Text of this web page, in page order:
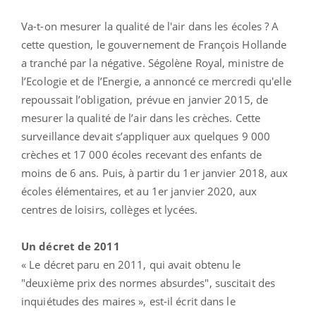
Va-t-on mesurer la qualité de l'air dans les écoles ? A
cette question, le gouvernement de François Hollande
a tranché par la négative. Ségolène Royal, ministre de
l’Ecologie et de l’Energie, a annoncé ce mercredi qu'elle
repoussait l’obligation, prévue en janvier 2015, de
mesurer la qualité de l’air dans les crèches. Cette
surveillance devait s’appliquer aux quelques 9 000
crèches et 17 000 écoles recevant des enfants de
moins de 6 ans. Puis, à partir du 1er janvier 2018, aux
écoles élémentaires, et au 1er janvier 2020, aux
centres de loisirs, collèges et lycées.
Un décret de 2011
« Le décret paru en 2011, qui avait obtenu le
"deuxième prix des normes absurdes", suscitait des
inquiétudes des maires », est-il écrit dans le